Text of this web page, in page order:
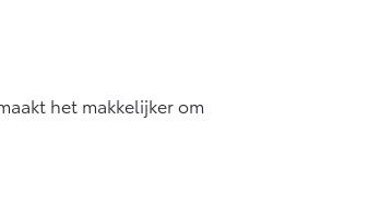
het makkelijker om